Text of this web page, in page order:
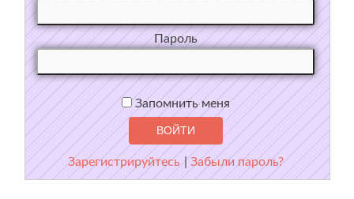
Пароль
Запомнить меня
Зарегистрируйтесь |Забыли пароль?